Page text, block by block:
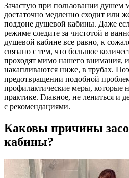
Зачастую при пользовании душем
достаточно медленно сходит или
поддоне душевой кабины. Даже
режиме следите за чистотой в
душевой кабине все равно, к
связано с тем, что большое
проходят мимо нашего внимания,
накапливаются ниже, в трубах.
предотвращении подобной
профилактические меры, которые
практике. Главное, не лениться и
с рекомендациями.
Каковы причины
кабины?